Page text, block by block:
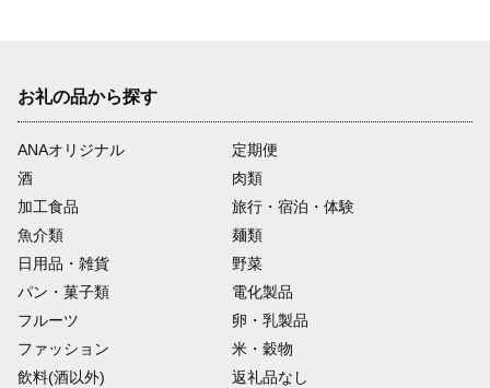
お礼の品から探す
ANAオリジナル
定期便
酒
肉類
加工食品
旅行・宿泊・体験
魚介類
麺類
日用品・雑貨
野菜
パン・菓子類
電化製品
フルーツ
卵・乳製品
ファッション
米・穀物
飲料(酒以外)
返礼品なし